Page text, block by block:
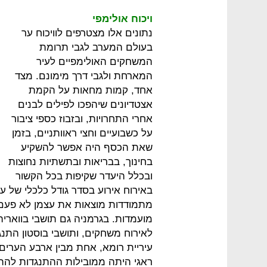
ויכוח אולימפי
נתונים אלו מצטרפים לוויכוח ער
בעולם המערב לגבי תרומת
המשחקים האולימפיים לעיר
המארחת ולגבי דרך מימונם. מצד
אחד, קמות מחאות על הקמת
אצטדיונים שיהפכו לפילים לבנים
אחרי התחרויות, ובזבוז כספי ציבור
על כשבועיים וחצי ראוותניים, בזמן
שאת הכסף היה אפשר להשקיע
בחינוך, בבריאות ובתשתיות נחוצות
ובכלל היעדר שקיפות בכל הקשור
באירוח אירוע בסדר גודל כלכלי של
מתמודדות מוצאות את עצמן לא
מועמדות. בגרמניה גם תושבי
לאירוח משחקים, ותושבי בוסטון
ראגי היתה ממובילות ההתנגדות